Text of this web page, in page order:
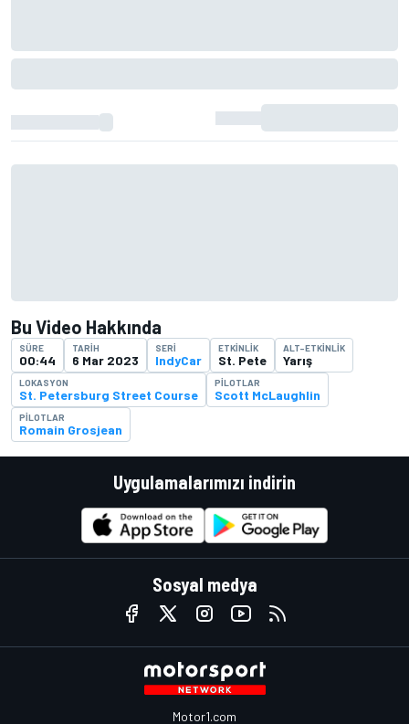
Bu Video Hakkında
SÜRE
00:44
TARIH
6 Mar 2023
SERI
IndyCar
ETKINLIK
St. Pete
ALT-ETKINLIK
Yarış
LOKASYON
St. Petersburg Street Course
PILOTLAR
Scott McLaughlin
PILOTLAR
Romain Grosjean
Uygulamalarımızı indirin
Sosyal medya
Motor1.com